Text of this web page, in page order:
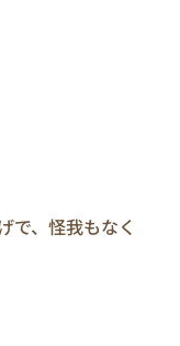
で、怪我もなく